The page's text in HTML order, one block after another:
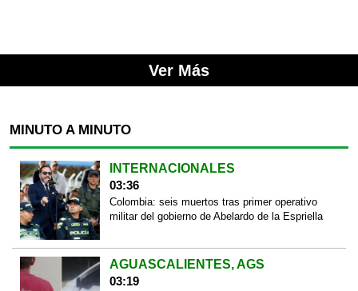
Ver Más
MINUTO A MINUTO
INTERNACIONALES
03:36
Colombia: seis muertos tras primer operativo
militar del gobierno de Abelardo de la Espriella
AGUASCALIENTES, AGS
03:19